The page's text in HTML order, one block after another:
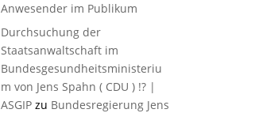
Anwesender im Publikum
Durchsuchung der
Staatsanwaltschaft im
Bundesgesundheitsministeriu
m von Jens Spahn ( CDU ) !? |
ASGIPzu Bundesregierung Jens